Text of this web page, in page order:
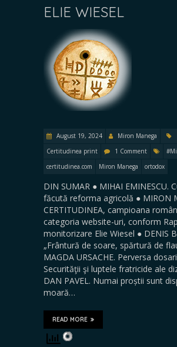
ELIE WIESEL
August 19, 2024 Miron Manega
Certitudinea print
1 Comment
certitudinea.com
Miron Manega ortodox
DIN SUMAR ● MIHAI EMINESCU.
făcută reforma agricolă ● MIRON
CERTITUDINEA, campioana
categoria website-uri, conform
monitorizare Elie Wiesel ● DENIS
„Frântură de soare, spărtură de
MAGDA URSACHE. Perversa
Securităţii şi luptele fratricide ale
DAN PAVEL. Numai proștii sunt
moară…
READ MORE